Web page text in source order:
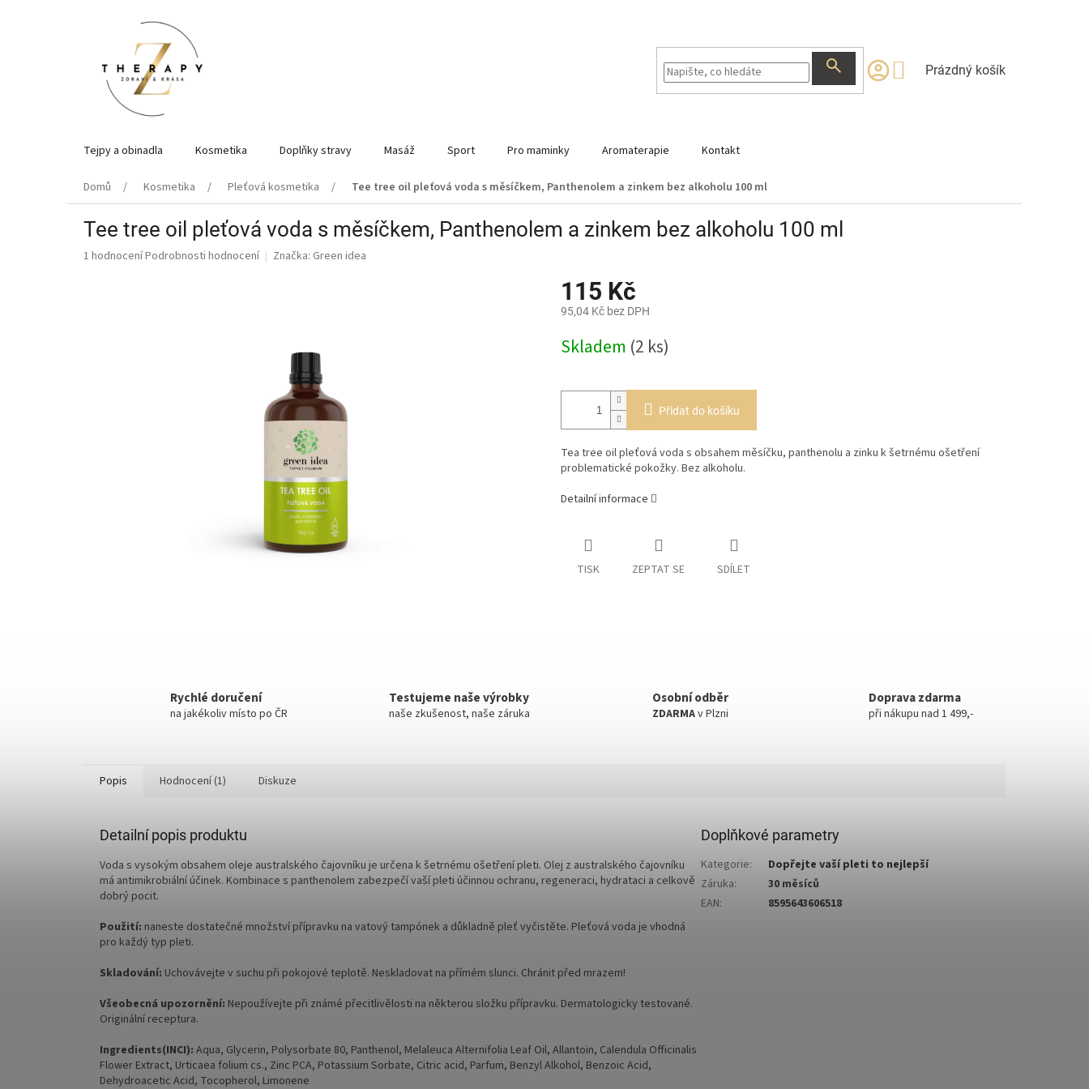
NÁKUPNÍ
Prázdný košík
Tejpy a obinadla Kosmetika Doplňky stravy Masáž Sport Pro maminky Aromaterapie Kontakt
Domů Kosmetika Pleťová kosmetika Tee tree oil pleťová voda s měsíčkem, Panthenolem a zinkem bez alkoholu 100 ml
Tee tree oil pleťová voda s měsíčkem, Panthenolem a zinkem bez alkoholu 100 ml
Průměrné
1 hodnoceníPodrobnosti hodnocení Značka: Green idea
115 Kč
95,04 Kč bez DPH
cena:
Skladem (2 ks)
Přidat do košíku
Tea tree oil pleťová voda s obsahem měsíčku, panthenolu a zinku k šetrnému ošetření
problematické pokožky. Bez alkoholu.
Detailní informace
TISK ZEPTAT SE SDÍLET
Rychlé doručení
na jakékoliv místo po ČR
Testujeme naše výrobky
naše zkušenost, naše záruka
Osobní odběr
ZDARMAv Plzni
Doprava zdarma
při nákupu nad 1 499,-
Popis Hodnocení (1) Diskuze
Detailní popis produktu
Voda s vysokým obsahem oleje australského čajovníku je určena k šetrnému ošetření pleti. Olej z australského čajovníku
má antimikrobiální účinek. Kombinace s panthenolem zabezpečí vaší pleti účinnou ochranu, regeneraci, hydrataci a celkově
dobrý pocit.
Použití: naneste dostatečné množství přípravku na vatový tampónek a důkladně pleť vyčistěte. Pleťová voda je vhodná
pro každý typ pleti.
Skladování: Uchovávejte v suchu při pokojové teplotě. Neskladovat na přímém slunci. Chránit před mrazem!
Všeobecná upozornění: Nepoužívejte při známé přecitlivělosti na některou složku přípravku. Dermatologicky testované.
Originální receptura.
Ingredients(INCI): Aqua, Glycerin, Polysorbate 80, Panthenol, Melaleuca Alternifolia Leaf Oil, Allantoin, Calendula Officinalis
Flower Extract, Urticaea folium cs., Zinc PCA, Potassium Sorbate, Citric acid, Parfum, Benzyl Alkohol, Benzoic Acid,
Dehydroacetic Acid, Tocopherol, Limonene
Doplňkové parametry
Kategorie:
Dopřejte vaší pleti to nejlepší
Záruka:
30 měsíců
EAN: 8595643606518